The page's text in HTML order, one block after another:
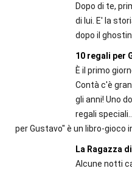
Dopo di te,
di lui. E' la
dopo il
10 regali per
È il primo
Contà c'è
gli anni! Uno
regali
per Gustavo" è un libro-gioco
La Ragazza
Alcune notti